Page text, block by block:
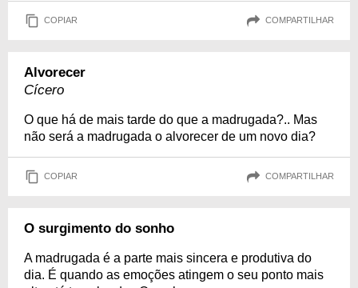
COPIAR COMPARTILHAR
Alvorecer
Cícero
O que há de mais tarde do que a madrugada?.. Mas
não será a madrugada o alvorecer de um novo dia?
COPIAR COMPARTILHAR
O surgimento do sonho
A madrugada é a parte mais sincera e produtiva do
dia. É quando as emoções atingem o seu ponto mais